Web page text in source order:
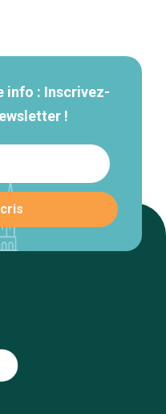
info : Inscrivez-
!